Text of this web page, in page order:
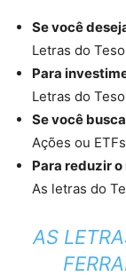
Se você
Letras do
Para
Letras do
Se você
Ações ou
Para reduzir
As letras do
AS